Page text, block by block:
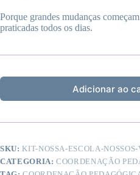
Porque grandes mudanças
praticadas todos os dias.
Adicionar ao
SKU:KIT-NOSSA-ESCOLA-
CATEGORIA:COORDENAÇÃO